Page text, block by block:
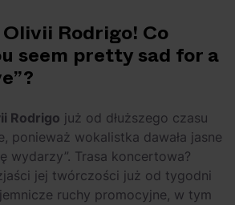
03.08.2026
i
z
Dla dzieci Polecane
Odkryj wyjątkowe
miesiąc wakacji!
Rodrigo! Co
seem pretty sad for a
Rodrigo już od dłuższego czasu
ponieważ wokalistka dawała jasne
wydarzy”. Trasa koncertowa?
jej twórczości już od tygodni
ruchy promocyjne, w tym